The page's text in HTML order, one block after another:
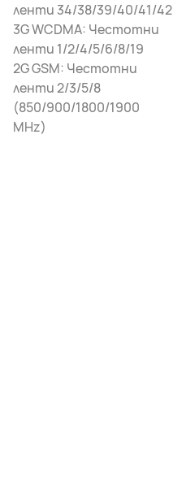
ленти 34/38/39/40/41/42
3G WCDMA: Честотни
ленти 1/2/4/5/6/8/19
2G GSM: Честотни
ленти 2/3/5/8
(850/900/1800/1900
MHz)